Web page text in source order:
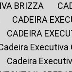
BRIZZA
CADEIRA
CADEIRA
Cadeira
Cadeira